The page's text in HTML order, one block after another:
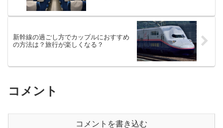
新幹線の過ごし方でカップルにおすすめ
の方法は？旅行が楽しくなる？
コメント
コメントを書き込む